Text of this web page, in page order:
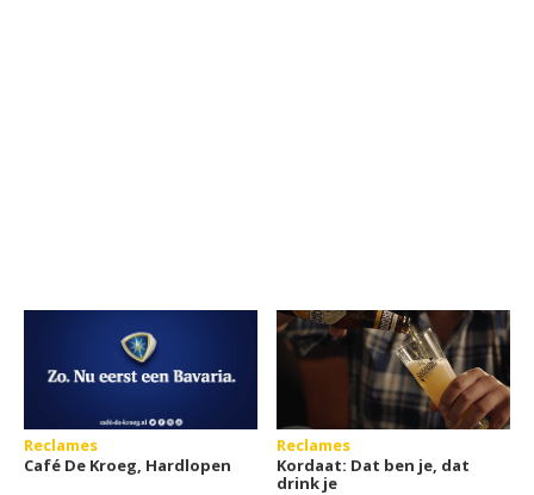
Reclames
Café De Kroeg, Hardlopen
Reclames
Kordaat: Dat ben je, dat
drink je